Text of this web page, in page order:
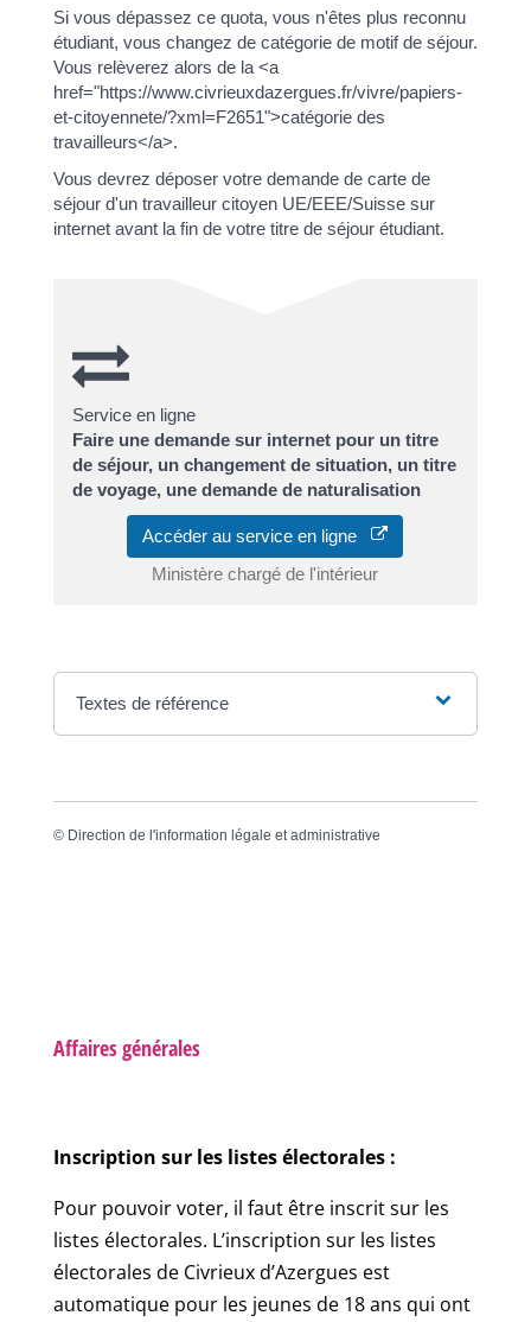
Si vous dépassez ce quota, vous n'êtes plus reconnu
étudiant, vous changez de catégorie de motif de séjour.
Vous relèverez alors de la <a
href="https://www.civrieuxdazergues.fr/vivre/papiers-
et-citoyennete/?xml=F2651">catégorie des
travailleurs</a>.
Vous devrez déposer votre demande de carte de
séjour d'un travailleur citoyen UE/EEE/Suisse sur
internet avant la fin de votre titre de séjour étudiant.
Service en ligne
Faire une demande sur internet pour un titre
de séjour, un changement de situation, un titre
de voyage, une demande de naturalisation
Accéder au service en ligne
Ministère chargé de l'intérieur
Textes de référence
© Direction de l'information légale et administrative
Affaires générales
Inscription sur les listes électorales :
Pour pouvoir voter, il faut être inscrit sur les
listes électorales. L’inscription sur les listes
électorales de Civrieux d’Azergues est
automatique pour les jeunes de 18 ans qui ont